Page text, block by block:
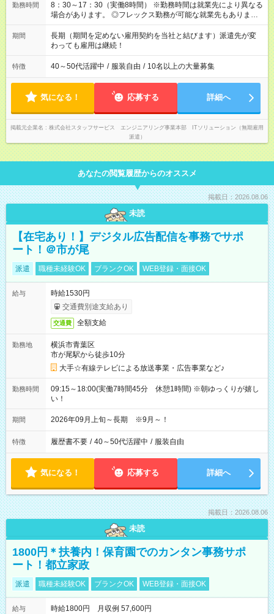
勤務時間
8：30～17：30（実働8時間） ※勤務時間は就業先により異なる
場合があります。 ◎フレックス勤務が可能な就業先もありま
す。 ◎今よりもさらに働きやすい環境をつくるべく、 働き方
改革に全社をあげて取り組んでいます。
期間
長期（期間を定めない雇用契約を当社と結びます）派遣先が変
わっても雇用は継続！
特徴 40～50代活躍中 / 服装自由 / 10名以上の大量募集
気になる！ 応募する 詳細へ
掲載元企業名
株式会社スタッフサービス エンジニアリング事業本部 ITソリューション（無期雇用
派遣）
あなたの閲覧履歴からのオススメ
掲載日：2026.08.06
未読
【在宅あり！】デジタル広告配信を事務でサポ
ート！＠市が尾
派遣 職種未経験OK ブランクOK WEB登録・面接OK
給与
時給1530円
交通費別途支給あり
交通費 全額支給
勤務地
横浜市青葉区
市が尾駅から徒歩10分
大手☆有線テレビによる放送事業・広告事業など♪
勤務時間
09:15～18:00(実働7時間45分 休憩1時間) ※朝ゆっくりが嬉し
い！
期間 2026年09月上旬～長期 ※9月～！
特徴 履歴書不要 / 40～50代活躍中 / 服装自由
気になる！ 応募する 詳細へ
掲載日：2026.08.06
未読
1800円＊扶養内！保育園でのカンタン事務サポ
ート！都立家政
派遣 職種未経験OK ブランクOK WEB登録・面接OK
給与 時給1800円 月収例 57,600円